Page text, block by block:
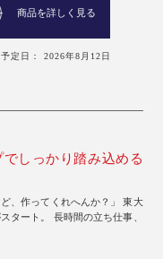
商品を詳しく見る
定日： 2026年8月12日
でしっかり踏み込める
、作ってくれへんか？」 東大
タート。 長時間の立ち仕事、